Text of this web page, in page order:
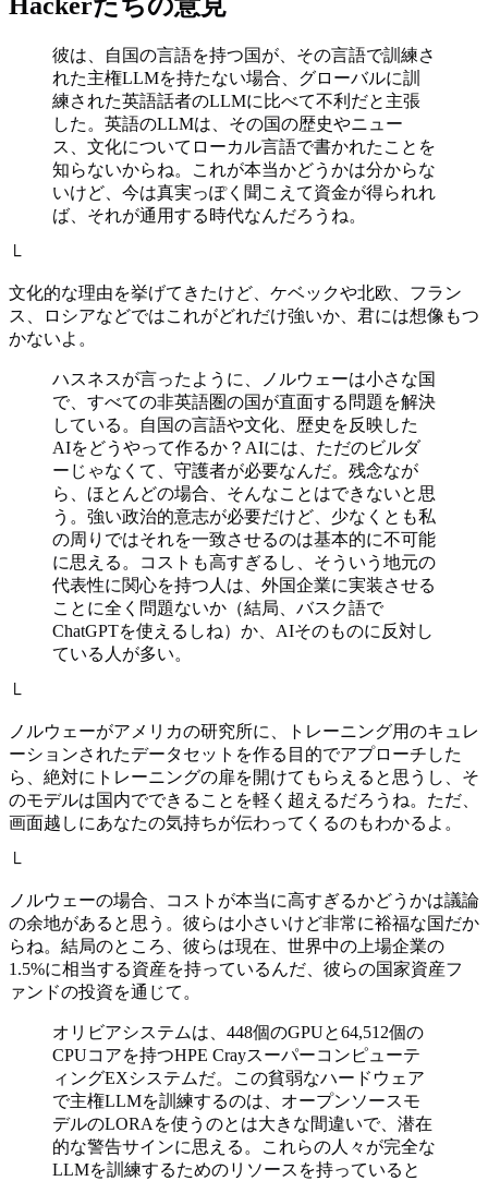
彼は、自国の言語を持つ国が、その言語で訓練さ
れた主権LLMを持たない場合、グローバルに訓
練された英語話者のLLMに比べて不利だと主張
した。英語のLLMは、その国の歴史やニュー
ス、文化についてローカル言語で書かれたことを
知らないからね。これが本当かどうかは分からな
いけど、今は真実っぽく聞こえて資金が得られれ
ば、それが通用する時代なんだろうね。
└
文化的な理由を挙げてきたけど、ケベックや北欧、フラン
ス、ロシアなどではこれがどれだけ強いか、君には想像もつ
かないよ。
ハスネスが言ったように、ノルウェーは小さな国
で、すべての非英語圏の国が直面する問題を解決
している。自国の言語や文化、歴史を反映した
AIをどうやって作るか？AIには、ただのビルダ
ーじゃなくて、守護者が必要なんだ。残念なが
ら、ほとんどの場合、そんなことはできないと思
う。強い政治的意志が必要だけど、少なくとも私
の周りではそれを一致させるのは基本的に不可能
に思える。コストも高すぎるし、そういう地元の
代表性に関心を持つ人は、外国企業に実装させる
ことに全く問題ないか（結局、バスク語で
ChatGPTを使えるしね）か、AIそのものに反対し
ている人が多い。
└
ノルウェーがアメリカの研究所に、トレーニング用のキュレ
ーションされたデータセットを作る目的でアプローチした
ら、絶対にトレーニングの扉を開けてもらえると思うし、そ
のモデルは国内でできることを軽く超えるだろうね。ただ、
画面越しにあなたの気持ちが伝わってくるのもわかるよ。
└
ノルウェーの場合、コストが本当に高すぎるかどうかは議論
の余地があると思う。彼らは小さいけど非常に裕福な国だか
らね。結局のところ、彼らは現在、世界中の上場企業の
1.5%に相当する資産を持っているんだ、彼らの国家資産フ
ァンドの投資を通じて。
オリビアシステムは、448個のGPUと64,512個の
CPUコアを持つHPE Crayスーパーコンピューテ
ィングEXシステムだ。この貧弱なハードウェア
で主権LLMを訓練するのは、オープンソースモ
デルのLORAを使うのとは大きな間違いで、潜在
的な警告サインに思える。これらの人々が完全な
LLMを訓練するためのリソースを持っていると